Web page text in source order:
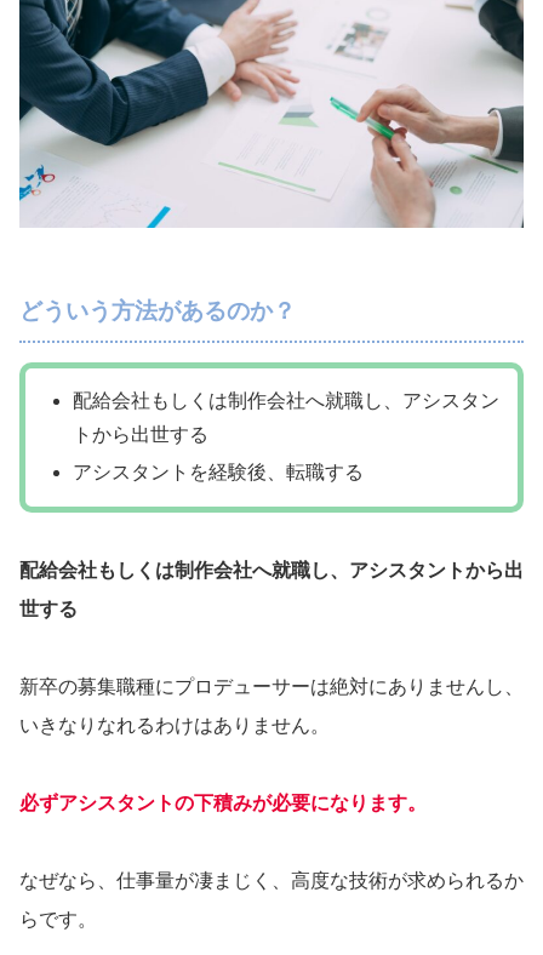
どういう方法があるのか？
配給会社もしくは制作会社へ就職し、アシスタン
トから出世する
アシスタントを経験後、転職する
配給会社もしくは制作会社へ就職し、アシスタントから出
世する
新卒の募集職種にプロデューサーは絶対にありませんし、
いきなりなれるわけはありません。
必ずアシスタントの下積みが必要になります。
なぜなら、仕事量が凄まじく、高度な技術が求められるか
らです。